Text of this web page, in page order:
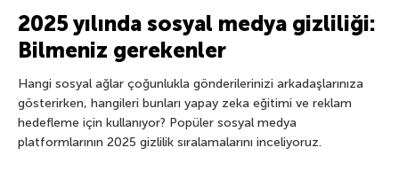
2025 yılında sosyal medya gizliliği:
Bilmeniz gerekenler
Hangi sosyal ağlar çoğunlukla gönderilerinizi arkadaşlarınıza
gösterirken, hangileri bunları yapay zeka eğitimi ve reklam
hedefleme için kullanıyor? Popüler sosyal medya
platformlarının 2025 gizlilik sıralamalarını inceliyoruz.